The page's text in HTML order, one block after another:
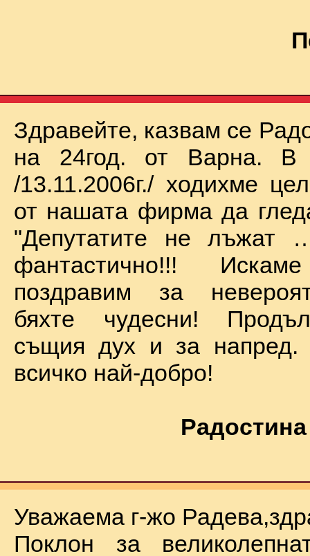
Здравейте, казвам се
на 24год. от Варна. В
/13.11.2006г./ ходихме
от нашата фирма да
"Депутатите не
фантастично!!!
поздравим за
бяхте чудесни!
същия дух и за
всичко най-добро!
Уважаема г-жо
Поклон за